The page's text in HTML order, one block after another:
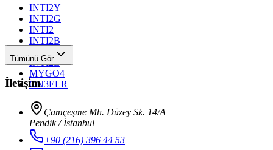
INTI2Y
INTI2G
INTI2
INTI2B
INTI2R
INTI2L
MYGO4
ON3ELR
Tümünü Gör
İletişim
Çamçeşme Mh. Düzey Sk. 14/A
Pendik / İstanbul
+90 (216) 396 44 53